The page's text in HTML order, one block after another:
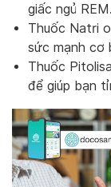
giấc ngủ REM.
Thuốc Natri
sức mạnh cơ
Thuốc
để giúp bạn